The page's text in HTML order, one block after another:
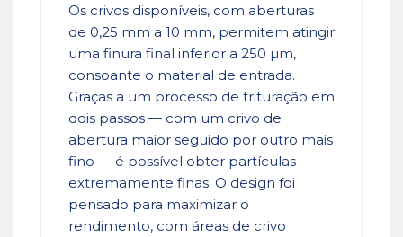
Os crivos disponíveis, com aberturas
de 0,25 mm a 10 mm, permitem atingir
uma finura final inferior a 250 µm,
consoante o material de entrada.
Graças a um processo de trituração em
dois passos — com um crivo de
abertura maior seguido por outro mais
fino — é possível obter partículas
extremamente finas. O design foi
pensado para maximizar o
rendimento, com áreas de crivo